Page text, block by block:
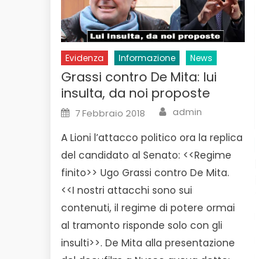
Evidenza Informazione News
Grassi contro De Mita: lui
insulta, da noi proposte
Posted
on
7 Febbraio 2018 Author
admin
A Lioni l’attacco politico ora la replica
del candidato al Senato: <<Regime
finito>> Ugo Grassi contro De Mita.
<<I nostri attacchi sono sui
contenuti, il regime di potere ormai
al tramonto risponde solo con gli
insulti>>. De Mita alla presentazione